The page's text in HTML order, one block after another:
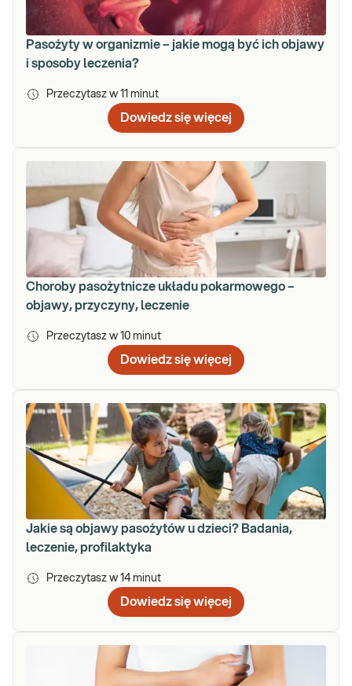
Pasożyty w organizmie – jakie mogą być ich objawy
i sposoby leczenia?
Przeczytasz w 11 minut
Dowiedz się więcej
Choroby pasożytnicze układu pokarmowego –
objawy, przyczyny, leczenie
Przeczytasz w 10 minut
Dowiedz się więcej
Jakie są objawy pasożytów u dzieci? Badania,
leczenie, profilaktyka
Przeczytasz w 14 minut
Dowiedz się więcej